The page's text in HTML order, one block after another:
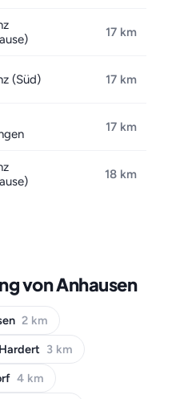
17 km
(Süd) 17 km
17 km
18 km
von Anhausen
2 km
Hardert 3 km
4 km